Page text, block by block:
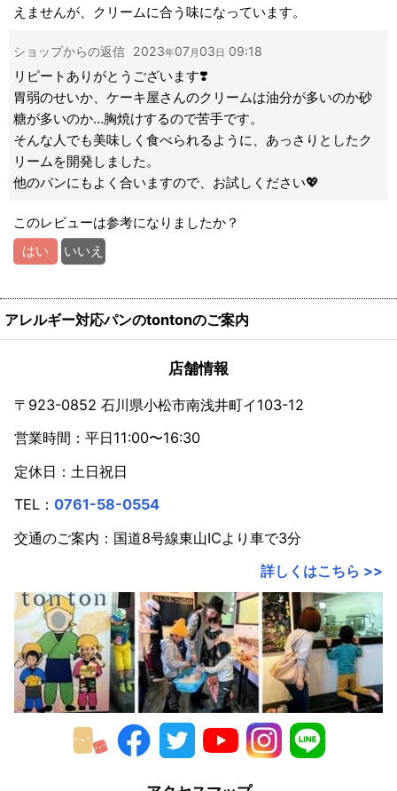
えませんが、クリームに合う味になっています。
ショップからの返信 2023年07月 03日 09:18
リピートありがとうございます❣️
胃弱のせいか、ケーキ屋さんのクリームは油分が多いのか砂
糖が多いのか…胸焼けするので苦手です。
そんな人でも美味しく食べられるように、あっさりとしたク
リームを開発しました。
他のパンにもよく合いますので、お試しください💖
このレビューは参考になりましたか？
はい
いいえ
アレルギー対応パンのtontonのご案内
店舗情報
〒923-0852 石川県小松市南浅井町イ103-12
営業時間：平日11:00〜16:30
定休日：土日祝日
TEL： 0761-58-0554
交通のご案内：国道8号線東山ICより車で3分
詳しくはこちら >>